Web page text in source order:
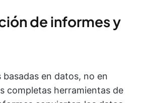
de informes y
basadas en datos, no en
completas herramientas de